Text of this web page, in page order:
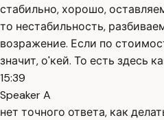
стабильно, хорошо,
то нестабильность,
возражение. Если по
значит, о'кей. То есть здесь
15:39
Speaker A
нет точного ответа, как